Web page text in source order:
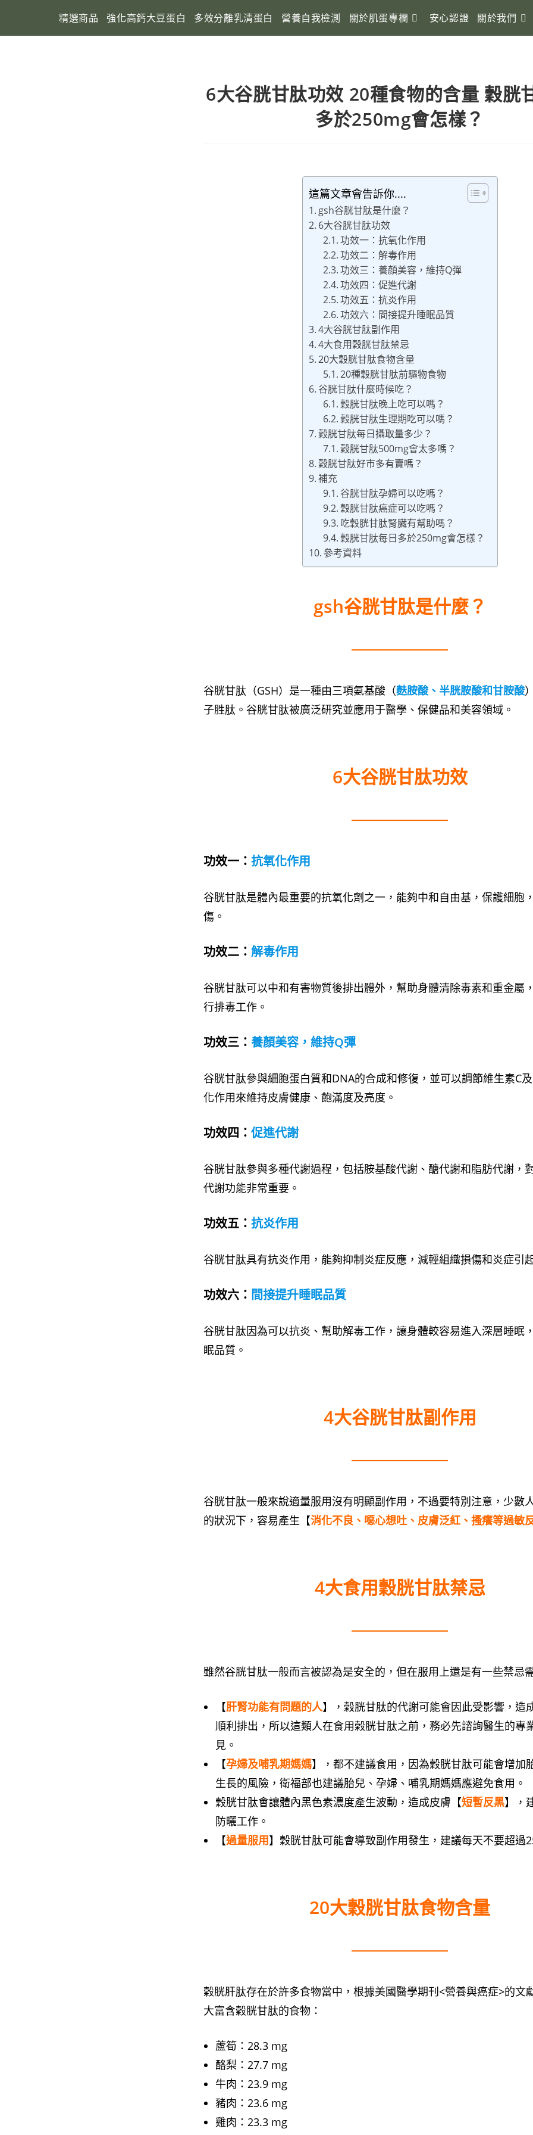
精選商品 強化高鈣大豆蛋白 多效分離乳清蛋白 營養自我檢測 關於肌蛋專欄 安心認證 關於我們
6大谷胱甘肽功效 20種食物的含量 穀胱
多於250mg會怎樣？
這篇文章會告訴你....
gsh谷胱甘肽是什麼？
6大谷胱甘肽功效
功效一：抗氧化作用
功效二：解毒作用
功效三：養顏美容，維持Q彈
功效四：促進代謝
功效五：抗炎作用
功效六：間接提升睡眠品質
4大谷胱甘肽副作用
4大食用穀胱甘肽禁忌
20大穀胱甘肽食物含量
20種穀胱甘肽前驅物食物
谷胱甘肽什麼時候吃？
穀胱甘肽晚上吃可以嗎？
穀胱甘肽生理期吃可以嗎？
穀胱甘肽每日攝取量多少？
穀胱甘肽500mg會太多嗎？
穀胱甘肽好市多有賣嗎？
補充
谷胱甘肽孕婦可以吃嗎？
穀胱甘肽癌症可以吃嗎？
吃穀胱甘肽腎臟有幫助嗎？
穀胱甘肽每日多於250mg會怎樣？
參考資料
gsh谷胱甘肽是什麼？
谷胱甘肽（GSH）是一種由三項氨基酸（麩胺酸、半胱胺酸和甘胺酸
子胜肽。谷胱甘肽被廣泛研究並應用于醫學、保健品和美容領域。
6大谷胱甘肽功效
功效一： 抗氧化作用
谷胱甘肽是體內最重要的抗氧化劑之一，能夠中和自由基，保護細胞
傷。
功效二： 解毒作用
谷胱甘肽可以中和有害物質後排出體外，幫助身體清除毒素和重金屬
行排毒工作。
功效三： 養顏美容，維持Q彈
谷胱甘肽參與細胞蛋白質和DNA的合成和修復，並可以調節維生素C
化作用來維持皮膚健康、飽滿度及亮度。
功效四： 促進代謝
谷胱甘肽參與多種代謝過程，包括胺基酸代謝、醣代謝和脂肪代謝，
代謝功能非常重要。
功效五： 抗炎作用
谷胱甘肽具有抗炎作用，能夠抑制炎症反應，減輕組織損傷和炎症引
功效六： 間接提升睡眠品質
谷胱甘肽因為可以抗炎、幫助解毒工作，讓身體較容易進入深層睡眠
眠品質。
4大谷胱甘肽副作用
谷胱甘肽一般來說適量服用沒有明顯副作用，不過要特別注意，少數
的狀況下，容易產生【消化不良、噁心想吐、皮膚泛紅、搔癢等過敏
4大食用穀胱甘肽禁忌
雖然谷胱甘肽一般而言被認為是安全的，但在服用上還是有一些禁忌
【肝腎功能有問題的人】，榖胱甘肽的代謝可能會因此受影響，造
順利排出，所以這類人在食用榖胱甘肽之前，務必先諮詢醫生的專
見。
【孕婦及哺乳期媽媽】，都不建議食用，因為穀胱甘肽可能會增加
生長的風險，衛福部也建議胎兒、孕婦、哺乳期媽媽應避免食用。
穀胱甘肽會讓體內黑色素濃度產生波動，造成皮膚【短暫反黑】，
防曬工作。
【過量服用】穀胱甘肽可能會導致副作用發生，建議每天不要超過
20大穀胱甘肽食物含量
穀胱肝肽存在於許多食物當中，根據美國醫學期刊<營養與癌症>的文
大富含穀胱甘肽的食物：
蘆筍：28.3 mg
酪梨：27.7 mg
牛肉：23.9 mg
豬肉：23.6 mg
雞肉：23.3 mg